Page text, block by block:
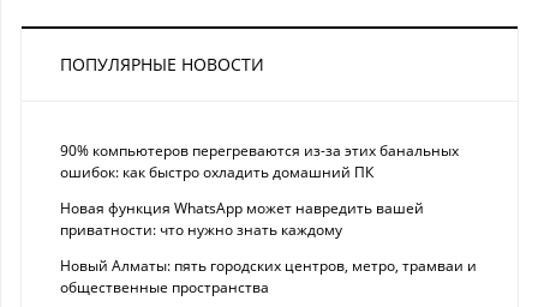
ПОПУЛЯРНЫЕ НОВОСТИ
90% компьютеров перегреваются из-за этих банальных
ошибок: как быстро охладить домашний ПК
Новая функция WhatsApp может навредить вашей
приватности: что нужно знать каждому
Новый Алматы: пять городских центров, метро, трамваи и
общественные пространства